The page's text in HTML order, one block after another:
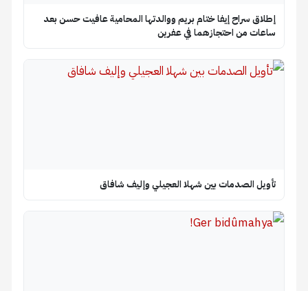
إطلاق سراح إيفا ختام بريم ووالدتها المحامية عافيت حسن بعد
ساعات من احتجازهما في عفرين
تأويل الصدمات بين شهلا العجيلي وإليف شافاق